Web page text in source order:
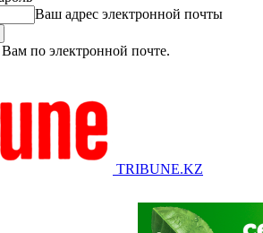
Ваш адрес электронной почты
по электронной почте.
TRIBUNE.KZ